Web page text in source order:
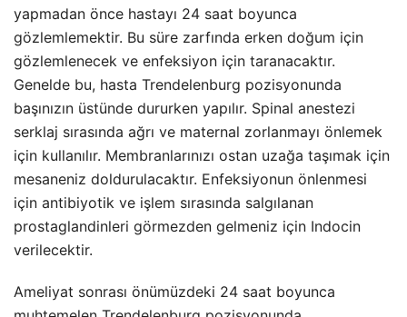
yapmadan önce hastayı 24 saat boyunca
gözlemlemektir. Bu süre zarfında erken doğum için
gözlemlenecek ve enfeksiyon için taranacaktır.
Genelde bu, hasta Trendelenburg pozisyonunda
başınızın üstünde dururken yapılır. Spinal anestezi
serklaj sırasında ağrı ve maternal zorlanmayı önlemek
için kullanılır. Membranlarınızı ostan uzağa taşımak için
mesaneniz doldurulacaktır. Enfeksiyonun önlenmesi
için antibiyotik ve işlem sırasında salgılanan
prostaglandinleri görmezden gelmeniz için Indocin
verilecektir.
Ameliyat sonrası önümüzdeki 24 saat boyunca